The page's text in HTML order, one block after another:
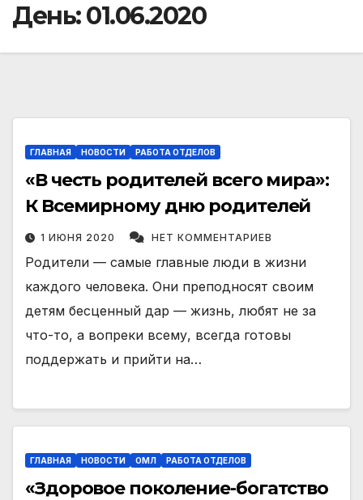
День:01.06.2020
ГЛАВНАЯ НОВОСТИ РАБОТА ОТДЕЛОВ
«В честь родителей всего мира»:
К Всемирному дню родителей
1 ИЮНЯ 2020 НЕТ КОММЕНТАРИЕВ
Родители — самые главные люди в жизни
каждого человека. Они преподносят своим
детям бесценный дар — жизнь, любят не за
что-то, а вопреки всему, всегда готовы
поддержать и прийти на…
ГЛАВНАЯ НОВОСТИ ОМЛ РАБОТА ОТДЕЛОВ
«Здоровое поколение-богатство